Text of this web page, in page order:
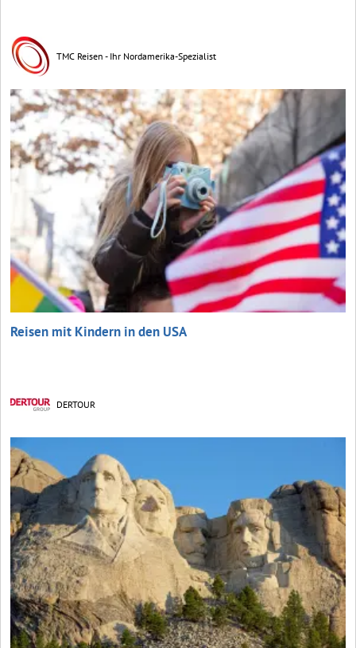
TMC Reisen - Ihr Nordamerika-Spezialist
Reisen mit Kindern in den USA
DERTOUR